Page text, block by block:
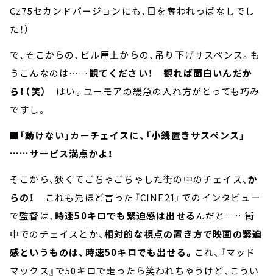
Cz75セカンドバージョンにも、目を奪われっばなしでし
た！）
で、そこからの、ビル屋上からの、吊り下げサスペンス。も
うこんなのは……観てください！ 観れば面白いんだか
ら！（笑） はい。ユーモアの緩急の入れ方がとっても巧み
ですし。
■「動けない」カーチェイスに、「小銭置きサスペンス」
……サービス満点かよ！
そこから、狭くてごちゃごちゃした街の中のチェイス、か
らの！
これも先ほど言った『CINE21』でのインタビュー
で監督は、 時速50キロでも緊迫感は出せるんだと……街
中でのチェイスとか、相対的な視点の置き方で映画の緊迫
感というものは、時速50キロでも出せる。 これ、『マッド
マックス』で50キロで走ったら笑われちゃうけど、こうい